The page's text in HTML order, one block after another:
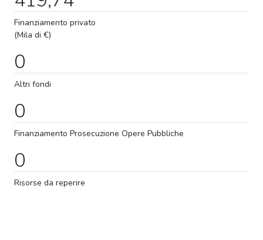
Finanziamento privato
(Mila di €)
0
Altri fondi
0
Finanziamento Prosecuzione Opere Pubbliche
0
Risorse da reperire